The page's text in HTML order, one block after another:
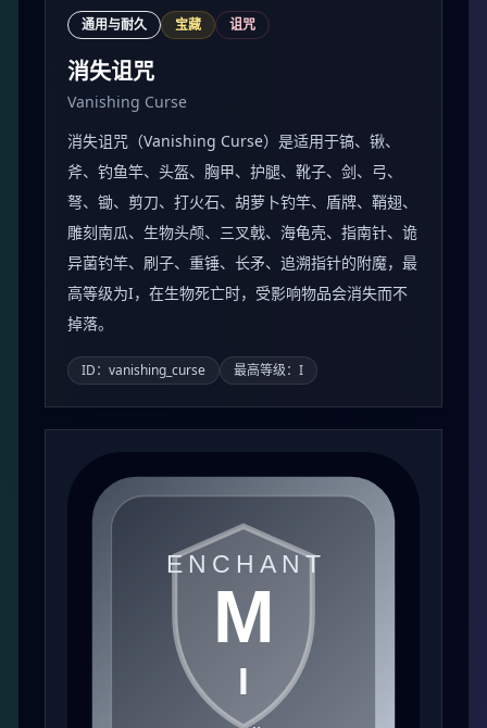
通用与耐久 宝藏 诅咒
消失诅咒
Vanishing Curse
消失诅咒（Vanishing Curse）是适用于镐、锹、
斧、钓鱼竿、头盔、胸甲、护腿、靴子、剑、弓、
弩、锄、剪刀、打火石、胡萝卜钓竿、盾牌、鞘翅、
雕刻南瓜、生物头颅、三叉戟、海龟壳、指南针、诡
异菌钓竿、刷子、重锤、长矛、追溯指针的附魔，最
高等级为I，在生物死亡时，受影响物品会消失而不
掉落。
ID：vanishing_curse 最高等级：I